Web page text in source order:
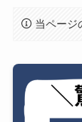
当ページ